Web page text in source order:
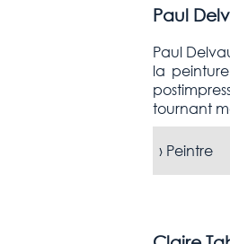
Paul
Paul
la
tournant
› Peintre